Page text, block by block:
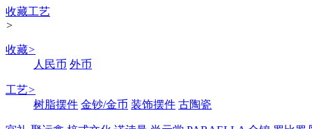
收藏工艺
>
收藏>
人民币 外币
工艺>
树脂摆件 金钞/金币 装饰摆件 古陶瓷